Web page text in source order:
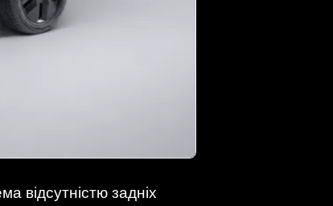
відсутністю задніх